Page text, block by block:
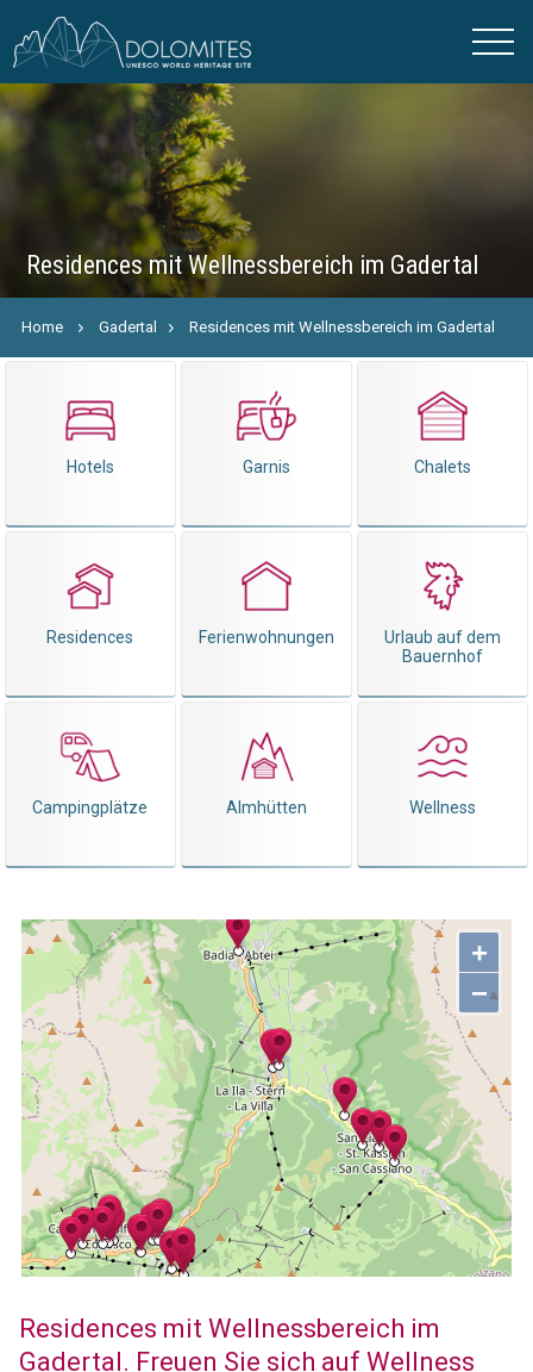
Residences mit Wellnessbereich im Gadertal
Home Gadertal Residences mit Wellnessbereich im Gadertal
Hotels Garnis Chalets
Residences Ferienwohnungen
Urlaub auf dem
Bauernhof
Campingplätze Almhütten Wellness
+
−
Residences mit Wellnessbereich im
Gadertal. Freuen Sie sich auf Wellness